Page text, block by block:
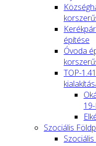
építése
Óvoda
TOP-
Szociális